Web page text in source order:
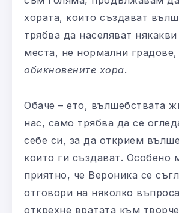
хората, които създават
трябва да населяват
места, не нормални градове,
обикновените хора.
Обаче – ето, вълшебствата
нас, само трябва да се
себе си, за да открием
които ги създават. Особено
приятно, че Вероника се
отговори на няколко
открехне вратата към